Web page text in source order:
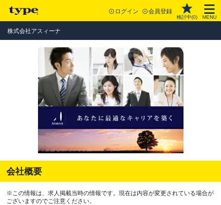
ログイン 会員登録
検討中(0) MENU
株式会社アスィーナ
会社概要
※この情報は、求人掲載当時の情報です。現在は内容が変更されている場合が
ございますのでご注意ください。